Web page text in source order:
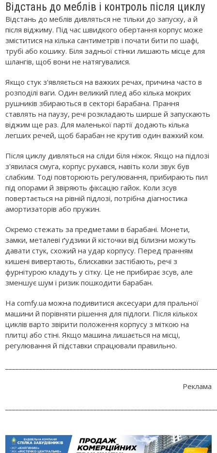
Відстань до меблів і контроль після циклу
Відстань до меблів дивляться не тільки до запуску, а й
після віджиму. Під час швидкого обертання корпус може
зміститися на кілька сантиметрів і почати бити по шафі,
трубі або кошику. Біля задньої стінки лишають місце для
шлангів, щоб вони не натягувалися.
Якщо стук з'являється на важких речах, причина часто в
розподілі ваги. Один великий плед або кілька мокрих
рушників збираються в секторі барабана. Прання
ставлять на паузу, речі розкладають ширше й запускають
віджим ще раз. Для маленької партії додають кілька
легших речей, щоб барабан не крутив один важкий ком.
Після циклу дивляться на сліди біля ніжок. Якщо на підлозі
з'явилася смуга, корпус рухався, навіть коли звук був
слабким. Тоді повторюють регулювання, прибирають пил
під опорами й звіряють фіксацію гайок. Коли зсув
повертається на рівній підлозі, потрібна діагностика
амортизаторів або пружин.
Окремо стежать за предметами в барабані. Монети,
замки, металеві ґудзики й кісточки від білизни можуть
давати стук, схожий на удар корпусу. Перед пранням
кишені вивертають, блискавки застібають, речі з
фурнітурою кладуть у сітку. Це не прибирає зсув, але
зменшує шум і ризик пошкодити барабан.
На comfy.ua можна подивитися аксесуари для пральної
машини й порівняти рішення для підлоги. Після кількох
циклів варто звірити положення корпусу з міткою на
плитці або стіні. Якщо машина лишається на місці,
регулювання й підставки спрацювали правильно.
Реклама